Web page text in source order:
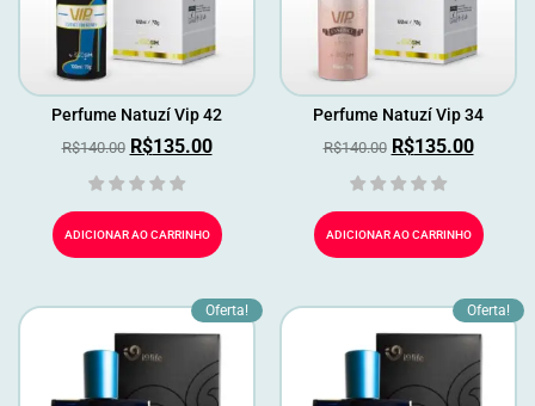
Perfume Natuzí Vip 42
R$140.00 R$135.00
ADICIONAR AO CARRINHO
Perfume Natuzí Vip 34
R$140.00 R$135.00
ADICIONAR AO CARRINHO
Oferta! Oferta!